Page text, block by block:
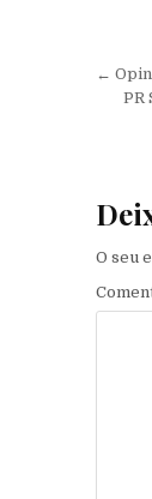
←
PR
O seu